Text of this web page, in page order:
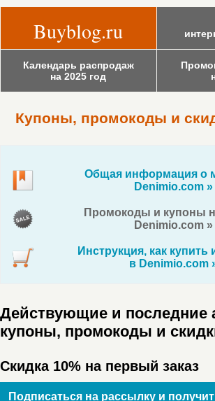
Buyblog.ru
Календарь распродаж
на 2025 год
Купоны, промокоды и
Общая информация о
Denimio.com »
Промокоды и купоны
Denimio.com »
Инструкция, как купить
в Denimio.com
Действующие и последние
купоны, промокоды и
Скидка 10% на первый заказ
Подписаться на рассылку и